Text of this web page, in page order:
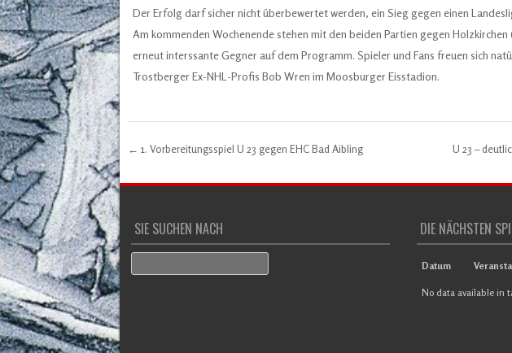
Der Erfolg darf sicher nicht überbewertet werden, ein Sieg gegen einen
Am kommenden Wochenende stehen mit den beiden Partien gegen Holzkirchen
erneut interssante Gegner auf dem Programm. Spieler und Fans freuen sich
Trostberger Ex-NHL-Profis Bob Wren im Moosburger Eisstadion.
Post navigation
← 1. Vorbereitungsspiel U 23 gegen EHC Bad Aibling U 23 –
SIE SUCHEN NACH DIE NÄCHSTEN
Datum
No data available in